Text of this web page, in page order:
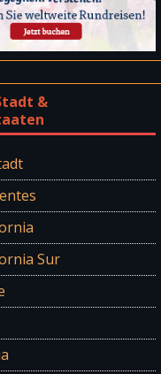
&
Sur